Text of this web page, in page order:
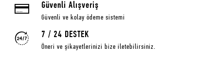
Güvenli Alışveriş
Güvenli ve kolay ödeme sistemi
7 / 24 DESTEK
Öneri ve şikayetlerinizi bize iletebilirsiniz.